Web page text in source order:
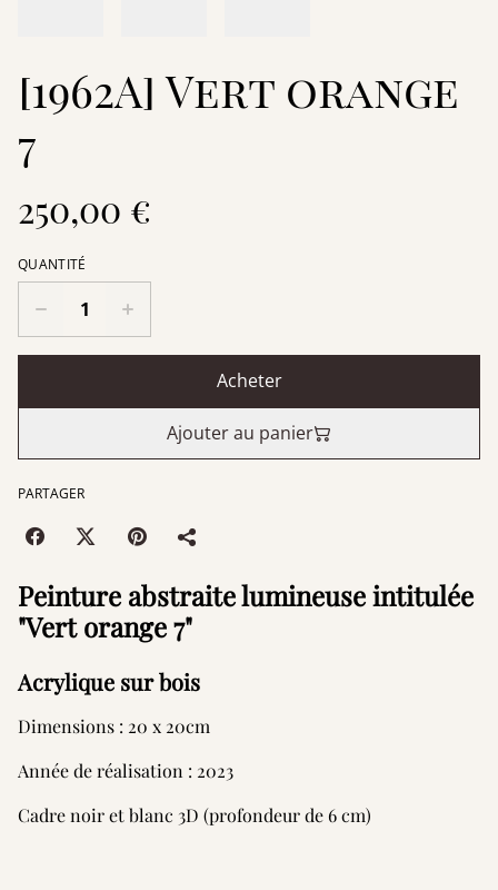
[1962A] Vert orange
7
250,00 €
QUANTITÉ
Acheter
Ajouter au panier
PARTAGER
Peinture abstraite lumineuse intitulée
"Vert orange 7"
Acrylique sur bois
Dimensions : 20 x 20cm
Année de réalisation : 2023
Cadre noir et blanc 3D (profondeur de 6 cm)